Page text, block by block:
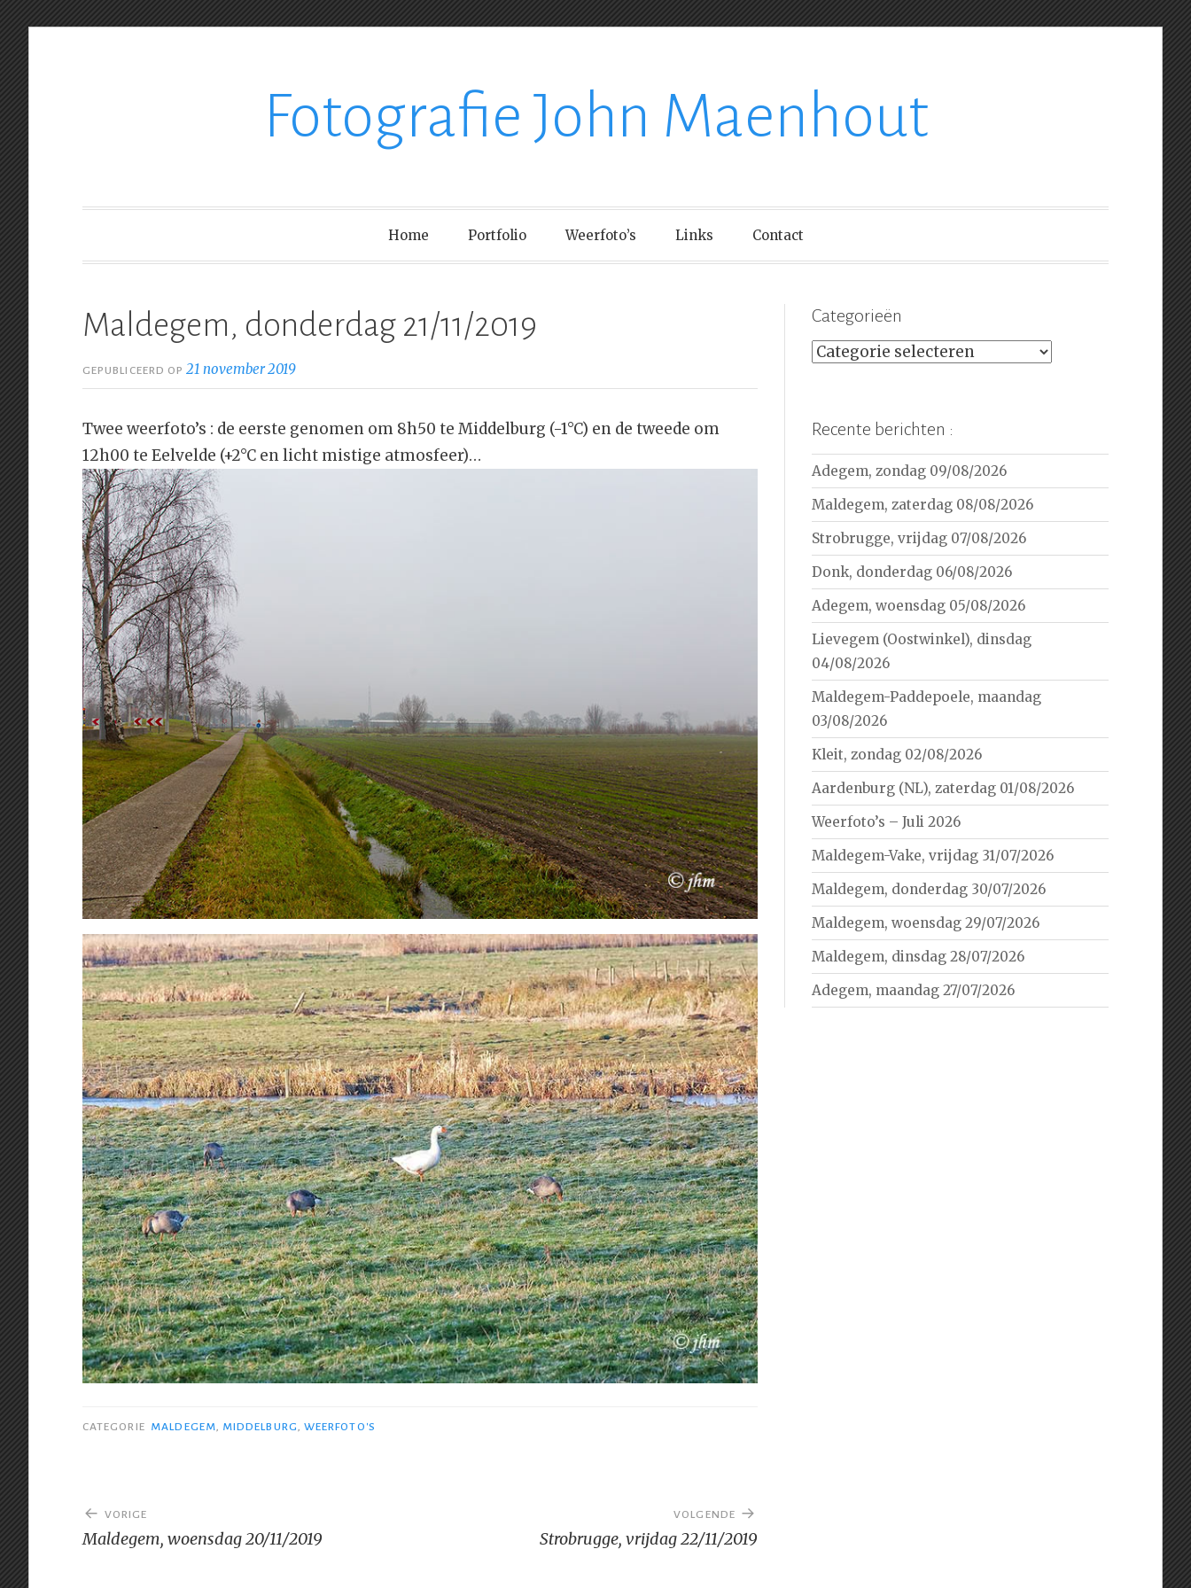
Fotografie John Maenhout
Home Portfolio Weerfoto’s Links Contact
Maldegem, donderdag 21/11/2019
GEPUBLICEERD OP21 november 2019
Twee weerfoto’s : de eerste genomen om 8h50 te Middelburg (-1°C) en de tweede om
12h00 te Eelvelde (+2°C en licht mistige atmosfeer)…
CATEGORIE MALDEGEM, MIDDELBURG, WEERFOTO'S
Bericht
navigatie
VORIGE
Maldegem, woensdag 20/11/2019
VOLGENDE
Strobrugge, vrijdag 22/11/2019
Categorieën
Categorieën
Recente berichten :
Adegem, zondag 09/08/2026
Maldegem, zaterdag 08/08/2026
Strobrugge, vrijdag 07/08/2026
Donk, donderdag 06/08/2026
Adegem, woensdag 05/08/2026
Lievegem (Oostwinkel), dinsdag
04/08/2026
Maldegem-Paddepoele, maandag
03/08/2026
Kleit, zondag 02/08/2026
Aardenburg (NL), zaterdag 01/08/2026
Weerfoto’s – Juli 2026
Maldegem-Vake, vrijdag 31/07/2026
Maldegem, donderdag 30/07/2026
Maldegem, woensdag 29/07/2026
Maldegem, dinsdag 28/07/2026
Adegem, maandag 27/07/2026